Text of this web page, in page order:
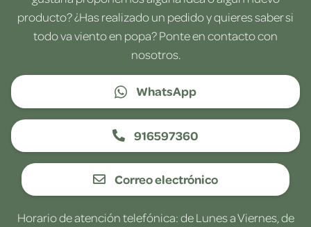
producto? ¿Has realizado un pedido y quieres saber si
todo va viento en popa? Ponte en contacto con
nosotros.
WhatsApp
916597360
Correo electrónico
Horario de atención telefónica: de Lunes a Viernes, de